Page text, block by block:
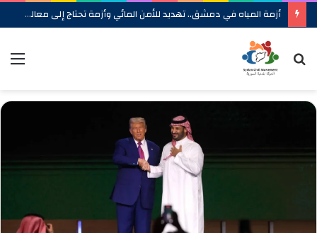
أزمة المياه في دمشق.. تهديد للأمن المائي وأزمة تحتاج إلى معالجة شاملة
بحث